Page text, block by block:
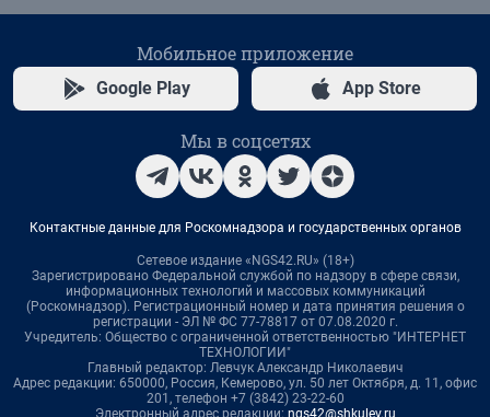
Мобильное приложение
Google Play App Store
Мы в соцсетях
Контактные данные для Роскомнадзора и государственных органов
Сетевое издание «NGS42.RU» (18+)
Зарегистрировано Федеральной службой по надзору в сфере связи,
информационных технологий и массовых коммуникаций
(Роскомнадзор). Регистрационный номер и дата принятия решения о
регистрации - ЭЛ № ФС 77-78817 от 07.08.2020 г.
Учредитель: Общество с ограниченной ответственностью "ИНТЕРНЕТ
ТЕХНОЛОГИИ"
Главный редактор: Левчук Александр Николаевич
Адрес редакции: 650000, Россия, Кемерово, ул. 50 лет Октября, д. 11, офис
201, телефон +7 (3842) 23-22-60
Электронный адрес редакции: ngs42@shkulev.ru